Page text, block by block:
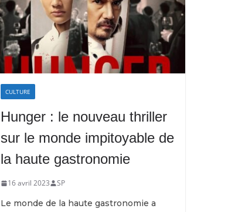
CULTURE
Hunger : le nouveau thriller
sur le monde impitoyable de
la haute gastronomie
16 avril 2023 SP
Le monde de la haute gastronomie a